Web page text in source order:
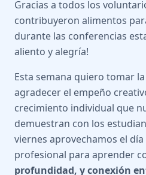
Gracias a todos los
contribuyeron alimentos
durante las conferencias
aliento y alegría!
Esta semana quiero tomar
agradecer el empeño
crecimiento individual que
demuestran con los
viernes aprovechamos el
profesional para aprender
profundidad, y conexión